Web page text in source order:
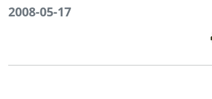
2008-05-17